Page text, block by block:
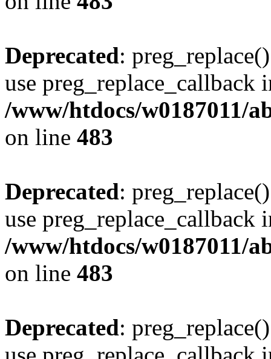
Deprecated:
use preg_replace_callback
/www/htdocs/w0187011/
on line 483
Deprecated:
use preg_replace_callback
/www/htdocs/w0187011/
on line 483
Deprecated: